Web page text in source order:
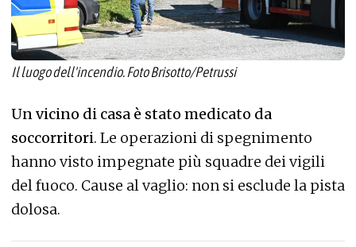
Il luogo dell'incendio. Foto Brisotto/Petrussi
Un vicino di casa è stato medicato da
soccorritori. Le operazioni di spegnimento
hanno visto impegnate più squadre dei vigili
del fuoco. Cause al vaglio: non si esclude la pista
dolosa.